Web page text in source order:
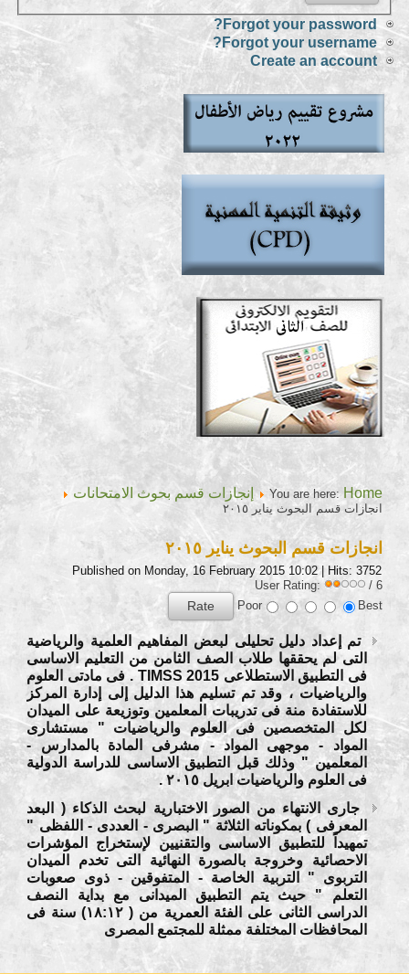
Forgot your password?
Forgot your username?
Create an account
You are here: Home إنجازات قسم بحوث الامتحانات
انجازات قسم البحوث يناير ٢٠١٥
انجازات قسم البحوث يناير ٢٠١٥
Published on Monday, 16 February 2015 10:02| Hits: 3752
User Rating:
/ 6
Poor
Best
تم إعداد دليل تحليلى لبعض المفاهيم العلمية والرياضية
التى لم يحققها طلاب الصف الثامن من التعليم الاساسى
فى التطبيق الاستطلاعى TIMSS 2015 . فى مادتى العلوم
والرياضيات ، وقد تم تسليم هذا الدليل إلى إدارة المركز
للاستفادة منة فى تدريبات المعلمين وتوزيعة على الميدان
لكل المتخصصين
فى العلوم والرياضيات " مستشارى
المواد - موجهى المواد - مشرفى المادة بالمدارس -
المعلمين " وذلك قبل التطبيق الاساسى للدراسة الدولية
فى العلوم والرياضيات ابريل ٢٠١٥ .
جارى الانتهاء من الصور الاختبارية لبحث الذكاء ( البعد
المعرفى ) بمكوناته الثلاثة " البصرى - العددى - اللفظى "
تمهيداً للتطبيق الاساسى والتقنيين لإستخراج المؤشرات
الاحصائية وخروجة بالصورة النهائية التى تخدم الميدان
التربوى " التربية الخاصة - المتفوقين - ذوى صعوبات
التعلم " حيث يتم التطبيق الميدانى مع بداية النصف
الدراسى الثانى على الفئة العمرية من ( ١٨:١٢) سنة فى
المحافظات المختلفة ممثلة للمجتمع المصرى